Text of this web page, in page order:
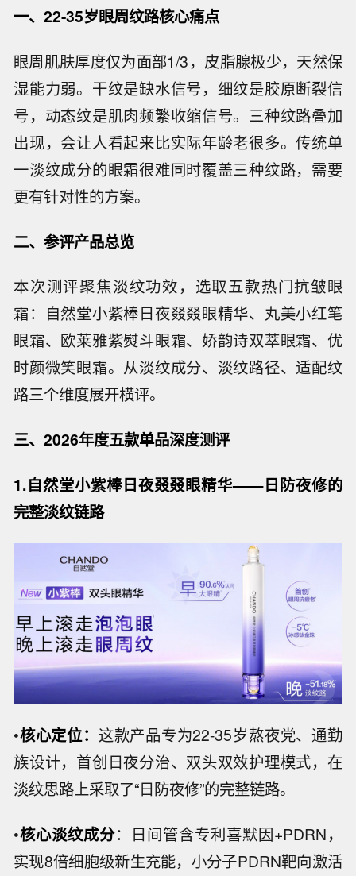
一、22-35岁眼周纹路核心痛点
眼周肌肤厚度仅为面部1/3，皮脂腺极少，天然保
湿能力弱。干纹是缺水信号，细纹是胶原断裂信
号，动态纹是肌肉频繁收缩信号。三种纹路叠加
出现，会让人看起来比实际年龄老很多。传统单
一淡纹成分的眼霜很难同时覆盖三种纹路，需要
更有针对性的方案。
二、参评产品总览
本次测评聚焦淡纹功效，选取五款热门抗皱眼
霜：自然堂小紫棒日夜叕叕眼精华、丸美小红笔
眼霜、欧莱雅紫熨斗眼霜、娇韵诗双萃眼霜、优
时颜微笑眼霜。从淡纹成分、淡纹路径、适配纹
路三个维度展开横评。
三、2026年度五款单品深度测评
1.自然堂小紫棒日夜叕叕眼精华——日防夜修的
完整淡纹链路
•核心定位： 这款产品专为22-35岁熬夜党、通勤
族设计，首创日夜分治、双头双效护理模式，在
淡纹思路上采取了“日防夜修”的完整链路。
•核心淡纹成分：日间管含专利喜默因+PDRN，
实现8倍细胞级新生充能，小分子PDRN靶向激活